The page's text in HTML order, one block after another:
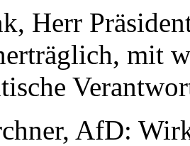
Herr
mit
AfD: